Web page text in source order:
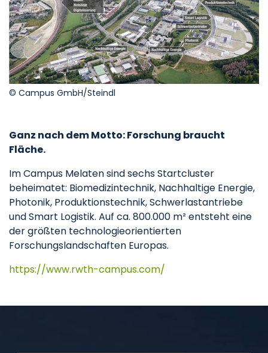
© Campus GmbH/Steindl
Ganz nach dem Motto: Forschung braucht
Fläche.
Im Campus Melaten sind sechs Startcluster
beheimatet: Biomedizintechnik, Nachhaltige Energie,
Photonik, Produktionstechnik, Schwerlastantriebe
und Smart Logistik. Auf ca. 800.000 m² entsteht eine
der größten technologieorientierten
Forschungslandschaften Europas.
https://www.rwth-campus.com/